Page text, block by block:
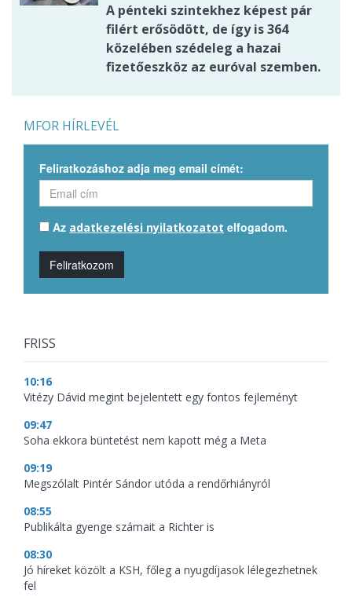
A pénteki szintekhez képest pár
filért erősödött, de így is 364
közelében szédeleg a hazai
fizetőeszköz az euróval szemben.
MFOR HÍRLEVÉL
Feliratkozáshoz adja meg email címét:
Az adatkezelési nyilatkozatot elfogadom.
Feliratkozom
FRISS
10:16
Vitézy Dávid megint bejelentett egy fontos fejleményt
09:47
Soha ekkora büntetést nem kapott még a Meta
09:19
Megszólalt Pintér Sándor utóda a rendőrhiányról
08:55
Publikálta gyenge számait a Richter is
08:30
Jó híreket közölt a KSH, főleg a nyugdíjasok lélegezhetnek
fel